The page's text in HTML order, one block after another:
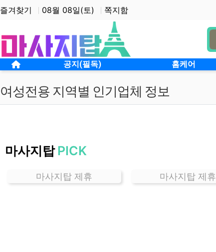
상단 네비
즐겨찾기 08월 08일(토) 쪽지함
메인 메뉴 공지(필독) 홈케어
홈으로
여성전용 지역별 인기업체 정보
일마사지탑 PICK
마사지탑 제휴 마사지탑 제휴